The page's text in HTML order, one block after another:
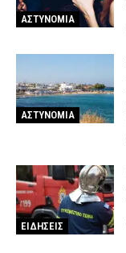
ΑΣΤΥΝΟΜΙΑ
ΑΣΤΥΝΟΜΙΑ
ΕΙΔΗΣΕΙΣ